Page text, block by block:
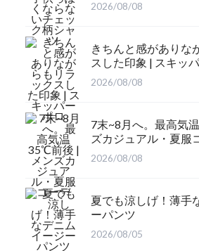
2026/08/08
きちんと感がありな
スした印象 | スキッ
2026/08/08
7末~8月へ。最高気
ズカジュアル・夏服
2026/08/08
夏でも涼しげ！薄手
ーパンツ
2026/08/05